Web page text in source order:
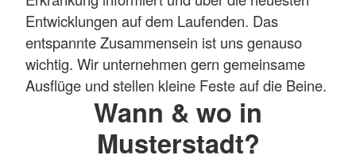
Entwicklungen auf dem Laufenden. Das
entspannte Zusammensein ist uns genauso
wichtig. Wir unternehmen gern gemeinsame
Ausflüge und stellen kleine Feste auf die Beine.
Wann & wo in
Musterstadt?